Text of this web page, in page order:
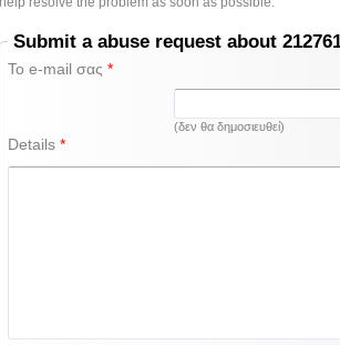
Submit a abuse request about
Το e-mail σας*
(δεν θα δημοσιευθεί)
Details*